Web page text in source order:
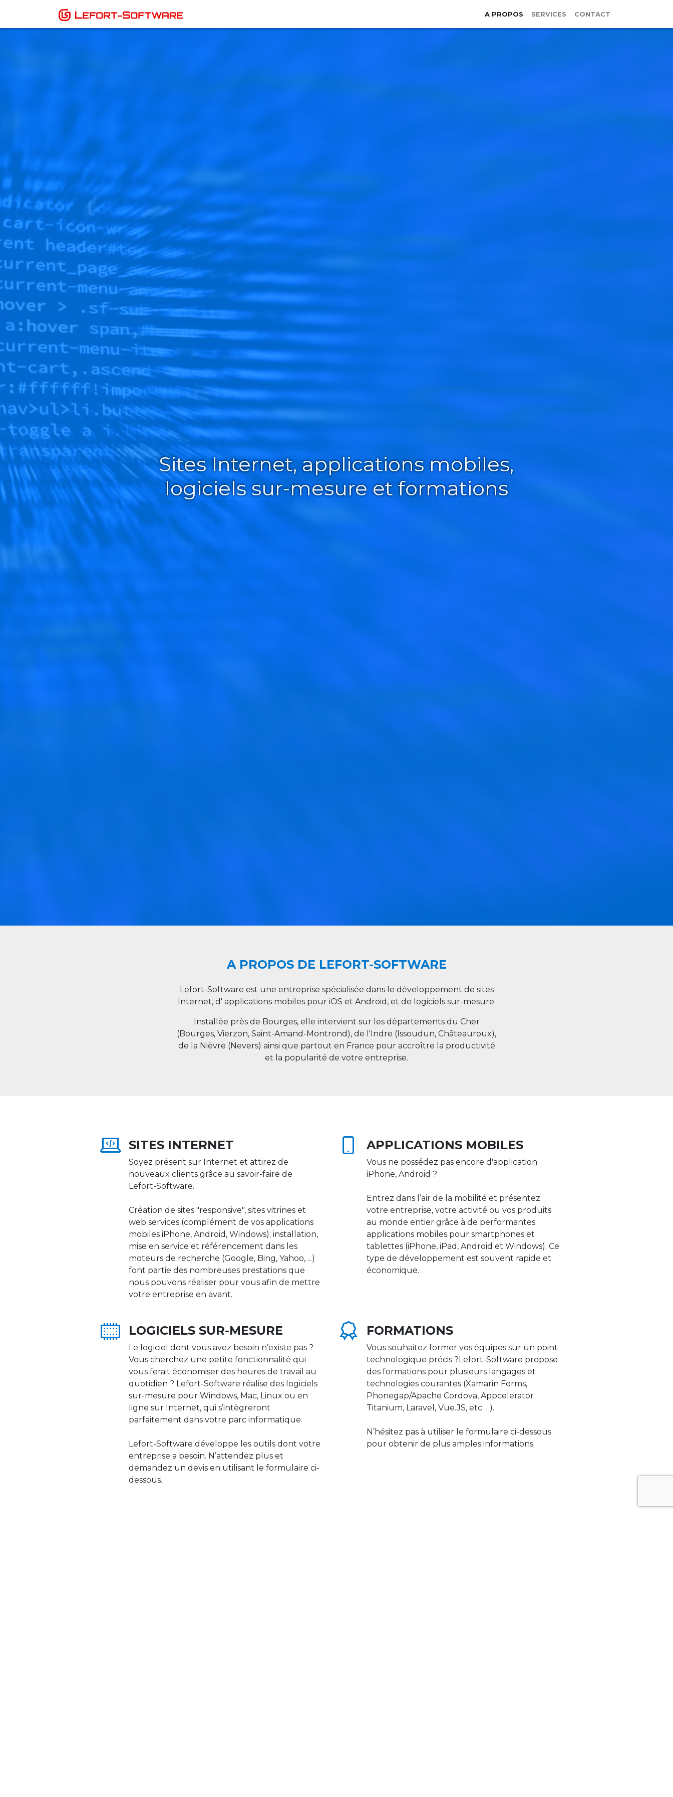
A PROPOS SERVICES CONTACT
Sites Internet, applications mobiles,
logiciels sur-mesure et formations
A PROPOS DE LEFORT-SOFTWARE
Lefort-Software est une entreprise spécialisée dans le développement de sites
Internet, d' applications mobiles pour iOS et Android, et de logiciels sur-mesure.
Installée près de Bourges, elle intervient sur les départements du Cher
(Bourges, Vierzon, Saint-Amand-Montrond), de l'Indre (Issoudun, Châteauroux),
de la Nièvre (Nevers) ainsi que partout en France pour accroître la productivité
et la popularité de votre entreprise.
SITES INTERNET
Soyez présent sur Internet et attirez de
nouveaux clients grâce au savoir-faire de
Lefort-Software.
Création de sites "responsive", sites vitrines et
web services (complément de vos applications
mobiles iPhone, Android, Windows); installation,
mise en service et référencement dans les
moteurs de recherche (Google, Bing, Yahoo, ...)
font partie des nombreuses prestations que
nous pouvons réaliser pour vous afin de mettre
votre entreprise en avant.
APPLICATIONS MOBILES
Vous ne possédez pas encore d'application
iPhone, Android ?
Entrez dans l’air de la mobilité et présentez
votre entreprise, votre activité ou vos produits
au monde entier grâce à de performantes
applications mobiles pour smartphones et
tablettes (iPhone, iPad, Android et Windows). Ce
type de développement est souvent rapide et
économique.
LOGICIELS SUR-MESURE
Le logiciel dont vous avez besoin n’existe pas ?
Vous cherchez une petite fonctionnalité qui
vous ferait économiser des heures de travail au
quotidien ? Lefort-Software réalise des logiciels
sur-mesure pour Windows, Mac, Linux ou en
ligne sur Internet, qui s’intègreront
parfaitement dans votre parc informatique.
Lefort-Software développe les outils dont votre
entreprise a besoin. N’attendez plus et
demandez un devis en utilisant le formulaire ci-
dessous.
FORMATIONS
Vous souhaitez former vos équipes sur un point
technologique précis ?Lefort-Software propose
des formations pour plusieurs langages et
technologies courantes (Xamarin Forms,
Phonegap/Apache Cordova, Appcelerator
Titanium, Laravel, Vue.JS, etc …).
N’hésitez pas à utiliser le formulaire ci-dessous
pour obtenir de plus amples informations.